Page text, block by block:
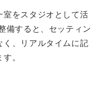
室をスタジオとして活
備すると、セッティン
く、リアルタイムに記
。